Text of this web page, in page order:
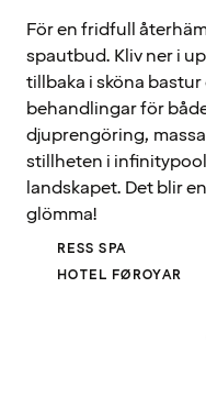
För en fridfull
spautbud. Kliv ner i
tillbaka i sköna bastur
behandlingar för
djuprengöring,
stillheten i
landskapet. Det blir
glömma!
RESS SPA
HOTEL FØROYAR